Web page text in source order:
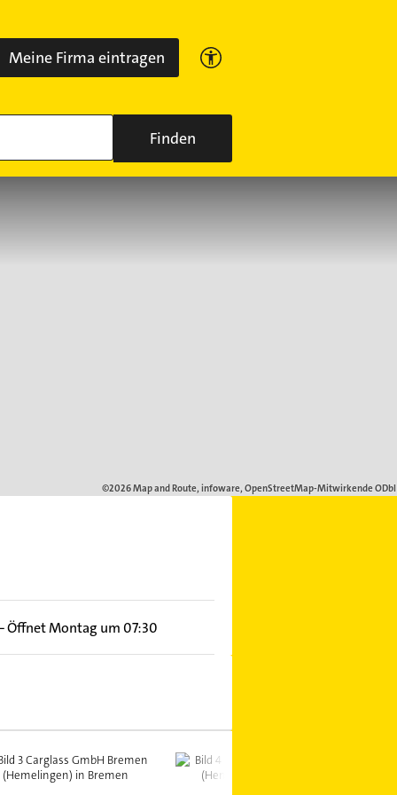
Meine Firma eintragen
Finden
Öffnet Montag um 07:30